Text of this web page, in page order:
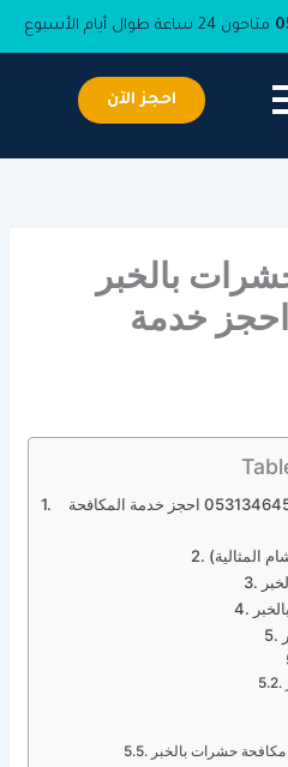
متاحون 24 ساعة طوال أيام الأسبوع
احجز الآن
بالخبر
0531346451 احجز خدمة
شركة مكافحة حشرات بالخبر 0531346451 احجز خدمة المكافحة
المثالية)
حشرات بالخبر